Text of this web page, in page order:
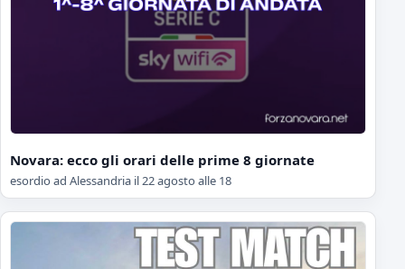
Novara: ecco gli orari delle prime 8 giornate
esordio ad Alessandria il 22 agosto alle 18